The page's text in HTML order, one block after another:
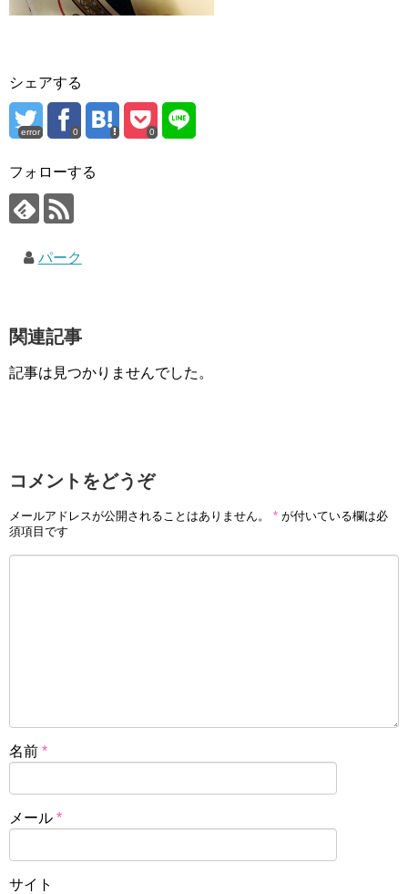
シェアする
error 0 0
フォローする
パーク
関連記事
記事は見つかりませんでした。
コメントをどうぞ
メールアドレスが公開されることはありません。 * が付いている欄は必
須項目です
名前 *
メール *
サイト